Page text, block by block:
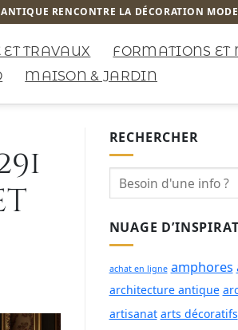
RENCONTRE LA DÉCORATION
TRAVAUX
FORMATIONS ET
MAISON & JARDIN
RECHERCHER
NUAGE
achat en ligne amphores
architecture antique
artisanat arts décoratifs